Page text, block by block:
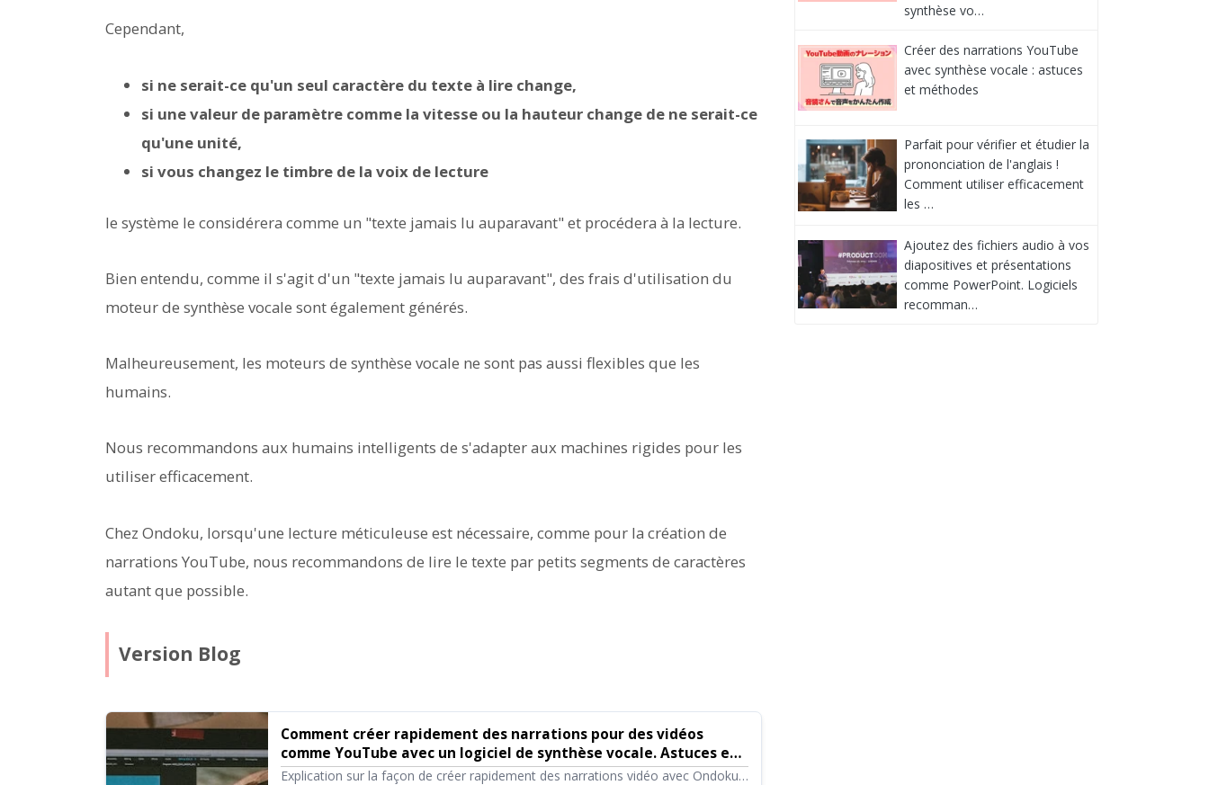
Cependant,
si ne serait-ce qu'un seul caractère du texte à lire change,
si une valeur de paramètre comme la vitesse ou la hauteur change de ne serait-ce
qu'une unité,
si vous changez le timbre de la voix de lecture
le système le considérera comme un "texte jamais lu auparavant" et procédera à la lecture.
Bien entendu, comme il s'agit d'un "texte jamais lu auparavant", des frais d'utilisation du
moteur de synthèse vocale sont également générés.
Malheureusement, les moteurs de synthèse vocale ne sont pas aussi flexibles que les
humains.
Nous recommandons aux humains intelligents de s'adapter aux machines rigides pour les
utiliser efficacement.
Chez Ondoku, lorsqu'une lecture méticuleuse est nécessaire, comme pour la création de
narrations YouTube, nous recommandons de lire le texte par petits segments de caractères
autant que possible.
Version Blog
Comment créer rapidement des narrations pour des vidéos
comme YouTube avec un logiciel de synthèse vocale. Astuces et
points clés | Logiciel de synthèse vocale Ondoku
Explication sur la façon de créer rapidement des narrations vidéo avec Ondoku.
synthèse vo…
Créer des narrations YouTube
avec synthèse vocale : astuces
et méthodes
Parfait pour vérifier et étudier la
prononciation de l'anglais !
Comment utiliser efficacement
les …
Ajoutez des fichiers audio à vos
diapositives et présentations
comme PowerPoint. Logiciels
recomman…